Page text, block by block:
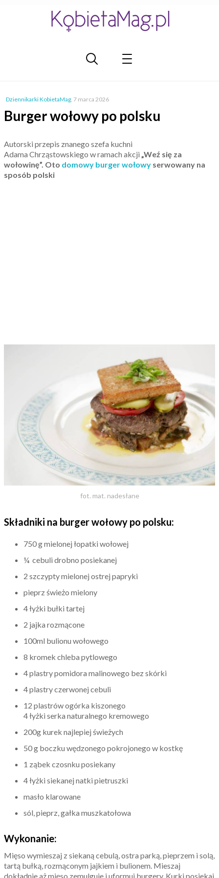
Dziennikarki KobietaMag, 7 marca 2026
Burger wołowy po polsku
Autorski przepis znanego szefa kuchni
Adama Chrząstowskiego w ramach akcji „Weź się za
wołowinę”. Oto domowy burger wołowy serwowany na
sposób polski
fot. mat. nadesłane
Składniki na burger wołowy po polsku:
750 g mielonej łopatki wołowej
¼ cebuli drobno posiekanej
2 szczypty mielonej ostrej papryki
pieprz świeżo mielony
4 łyżki bułki tartej
2 jajka rozmącone
100ml bulionu wołowego
8 kromek chleba pytlowego
4 plastry pomidora malinowego bez skórki
4 plastry czerwonej cebuli
12 plastrów ogórka kiszonego
4 łyżki serka naturalnego kremowego
200g kurek najlepiej świeżych
50 g boczku wędzonego pokrojonego w kostkę
1 ząbek czosnku posiekany
4 łyżki siekanej natki pietruszki
masło klarowane
sól, pieprz, gałka muszkatołowa
Wykonanie:
Mięso wymieszaj z siekaną cebulą, ostra parką, pieprzem i solą,
tartą bułką, rozmąconym jajkiem i bulionem. Mieszaj
dokładnie aż mięso zemulguje i uformuj burgery. Kurki posiekaj